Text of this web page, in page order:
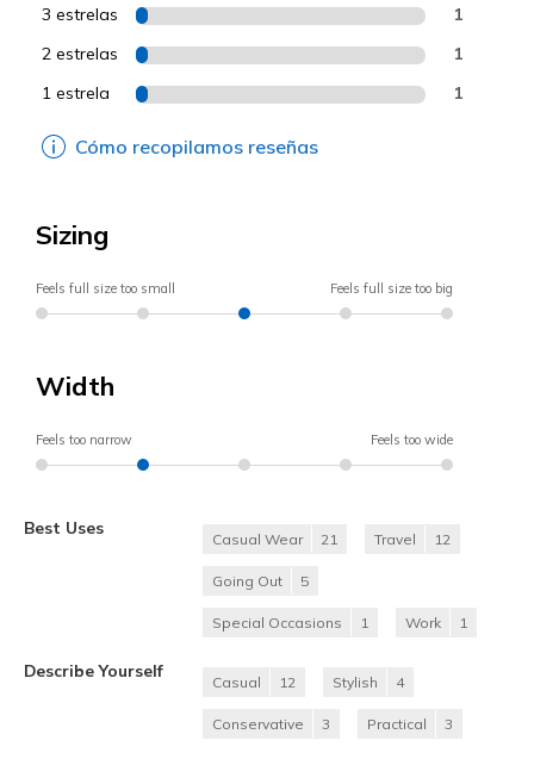
3 estrelas 1
2 estrelas 1
1 estrela 1
Cómo recopilamos reseñas
Sizing
Feels full size too small Feels full size too big
Width
Feels too narrow Feels too wide
Best Uses
Casual Wear 21 Travel 12
Going Out 5
Special Occasions 1 Work 1
Describe Yourself
Casual 12 Stylish 4
Conservative 3 Practical 3